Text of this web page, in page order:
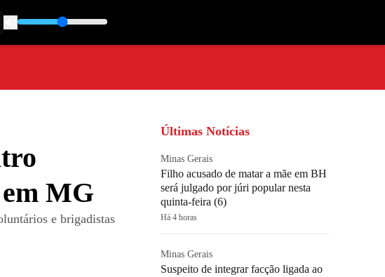
MG
e brigadistas
Últimas Notícias
Minas Gerais
Filho acusado de matar a mãe em BH
será julgado por júri popular nesta
quinta-feira (6)
Há 4 horas
Minas Gerais
Suspeito de integrar facção ligada ao